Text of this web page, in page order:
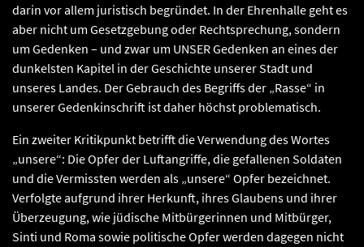
darin vor allem juristisch begründet. In der Ehrenhalle geht es
aber nicht um Gesetzgebung oder Rechtsprechung, sondern
um Gedenken – und zwar um UNSER Gedenken an eines der
dunkelsten Kapitel in der Geschichte unserer Stadt und
unseres Landes. Der Gebrauch des Begriffs der „Rasse“ in
unserer Gedenkinschrift ist daher höchst problematisch.
Ein zweiter Kritikpunkt betrifft die Verwendung des Wortes
„unsere“: Die Opfer der Luftangriffe, die gefallenen Soldaten
und die Vermissten werden als „unsere“ Opfer bezeichnet.
Verfolgte aufgrund ihrer Herkunft, ihres Glaubens und ihrer
Überzeugung, wie jüdische Mitbürgerinnen und Mitbürger,
Sinti und Roma sowie politische Opfer werden dagegen nicht